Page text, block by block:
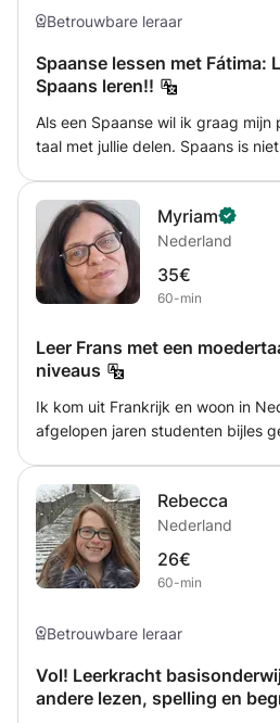
Betrouwbare leraar
Spaanse lessen met Fátima:
Spaans leren!!
Als een Spaanse wil ik graag mijn
taal met jullie delen. Spaans is
open je de deur naar een rijke
kunst, muziek en literatuur. Mijn doel is om jullie te
begeleiden op deze leerreis,
We beginnen met de basis, zoals
praktische vaardigheden
van gesprekken, luisteren naar
begrijpen van teksten. Ik zal
interactief en leuk zijn, met veel
individuele leerstijlen en behoeften. Dus, laten we
zodat je binnenkort kunt zeggen:
Myriam
Nederland
35€
60-min
Leer Frans met een
niveaus
Ik kom uit Frankrijk en woon in
afgelopen jaren studenten bijles
mijn taal! Van het Nederlandse
conversatie en gevorderd. Lokale
Nederlands geholpen Ik spreek
Rebecca
Nederland
26€
60-min
Betrouwbare leraar
Vol! Leerkracht
andere lezen, spelling en